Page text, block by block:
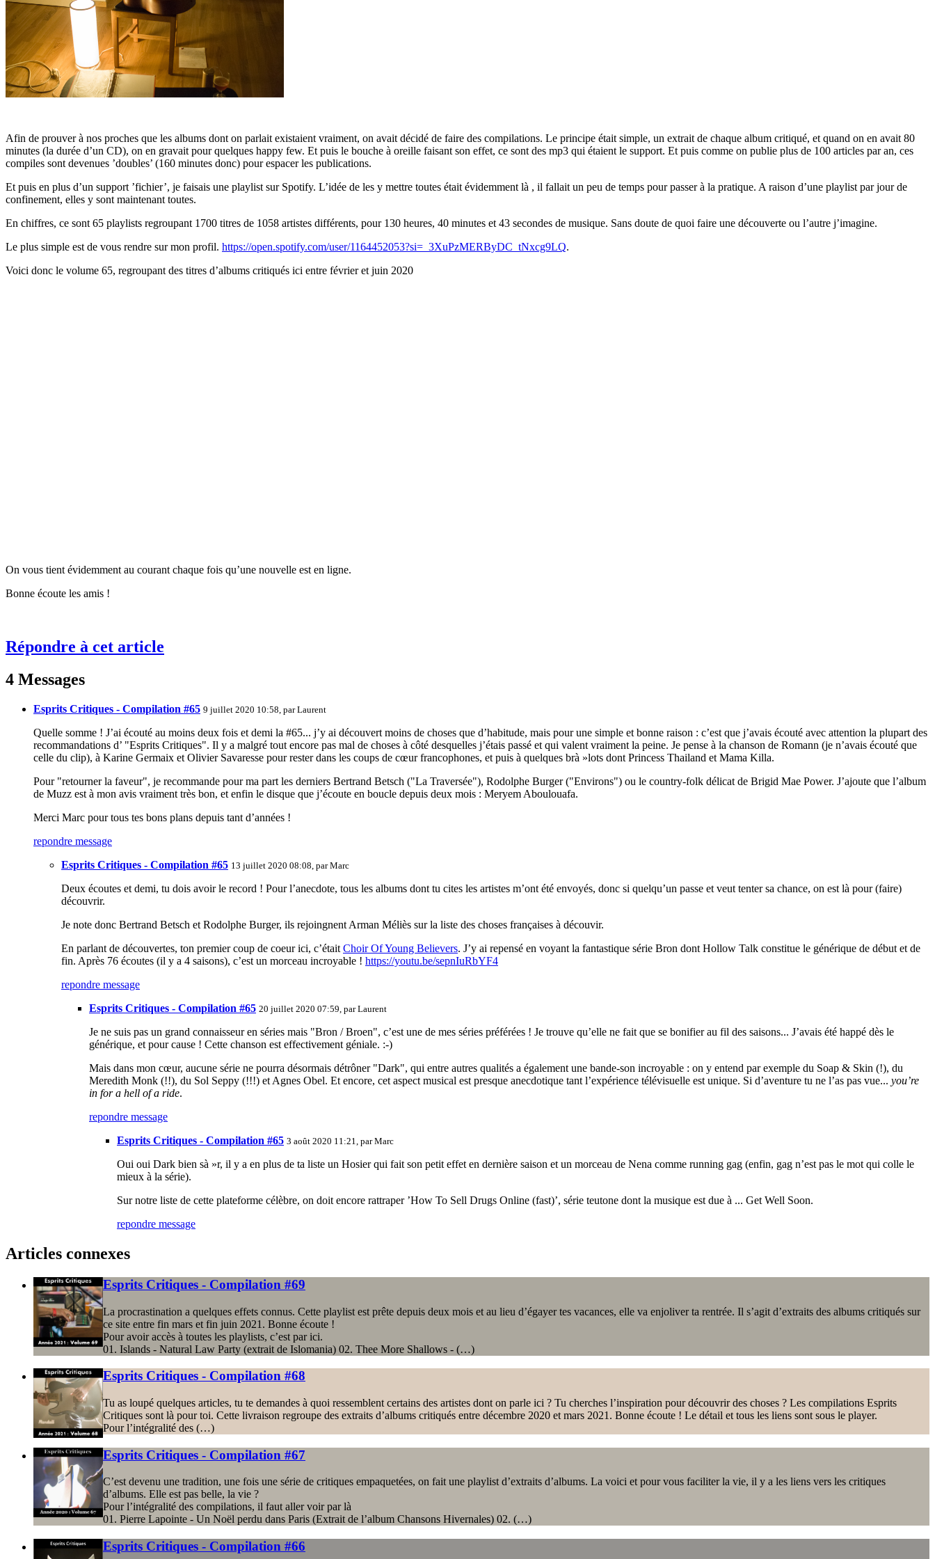
Afin de prouver à nos proches que les albums dont on parlait existaient vraiment, on avait décidé de faire des compilations. Le principe était simple, un extrait de chaque album critiqué, et quand on en avait 80
minutes (la durée d’un CD), on en gravait pour quelques happy few. Et puis le bouche à oreille faisant son effet, ce sont des mp3 qui étaient le support. Et puis comme on publie plus de 100 articles par an, ces
compiles sont devenues ’doubles’ (160 minutes donc) pour espacer les publications.
Et puis en plus d’un support ’fichier’, je faisais une playlist sur Spotify. L’idée de les y mettre toutes était évidemment là , il fallait un peu de temps pour passer à la pratique. A raison d’une playlist par jour de
confinement, elles y sont maintenant toutes.
En chiffres, ce sont 65 playlists regroupant 1700 titres de 1058 artistes différents, pour 130 heures, 40 minutes et 43 secondes de musique. Sans doute de quoi faire une découverte ou l’autre j’imagine.
Le plus simple est de vous rendre sur mon profil. https://open.spotify.com/user/1164452053?si=_3XuPzMERByDC_tNxcg9LQ.
Voici donc le volume 65, regroupant des titres d’albums critiqués ici entre février et juin 2020
On vous tient évidemment au courant chaque fois qu’une nouvelle est en ligne.
Bonne écoute les amis !
Répondre à cet article
4 Messages
Esprits Critiques - Compilation #65 9 juillet 2020 10:58, parLaurent
Quelle somme ! J’ai écouté au moins deux fois et demi la #65... j’y ai découvert moins de choses que d’habitude, mais pour une simple et bonne raison : c’est que j’avais écouté avec attention la plupart des
recommandations d’ "Esprits Critiques". Il y a malgré tout encore pas mal de choses à côté desquelles j’étais passé et qui valent vraiment la peine. Je pense à la chanson de Romann (je n’avais écouté que
celle du clip), à Karine Germaix et Olivier Savaresse pour rester dans les coups de cœur francophones, et puis à quelques brà »lots dont Princess Thailand et Mama Killa.
Pour "retourner la faveur", je recommande pour ma part les derniers Bertrand Betsch ("La Traversée"), Rodolphe Burger ("Environs") ou le country-folk délicat de Brigid Mae Power. J’ajoute que l’album
de Muzz est à mon avis vraiment très bon, et enfin le disque que j’écoute en boucle depuis deux mois : Meryem Aboulouafa.
Merci Marc pour tous tes bons plans depuis tant d’années !
repondre message
Esprits Critiques - Compilation #65 13 juillet 2020 08:08, parMarc
Deux écoutes et demi, tu dois avoir le record ! Pour l’anecdote, tous les albums dont tu cites les artistes m’ont été envoyés, donc si quelqu’un passe et veut tenter sa chance, on est là pour (faire)
découvrir.
Je note donc Bertrand Betsch et Rodolphe Burger, ils rejoingnent Arman Méliès sur la liste des choses françaises à découvir.
En parlant de découvertes, ton premier coup de coeur ici, c’était Choir Of Young Believers. J’y ai repensé en voyant la fantastique série Bron dont Hollow Talk constitue le générique de début et de
fin. Après 76 écoutes (il y a 4 saisons), c’est un morceau incroyable ! https://youtu.be/sepnIuRbYF4
repondre message
Esprits Critiques - Compilation #65 20 juillet 2020 07:59, parLaurent
Je ne suis pas un grand connaisseur en séries mais "Bron / Broen", c’est une de mes séries préférées ! Je trouve qu’elle ne fait que se bonifier au fil des saisons... J’avais été happé dès le
générique, et pour cause ! Cette chanson est effectivement géniale. :-)
Mais dans mon cœur, aucune série ne pourra désormais détrôner "Dark", qui entre autres qualités a également une bande-son incroyable : on y entend par exemple du Soap & Skin (!), du
Meredith Monk (!!), du Sol Seppy (!!!) et Agnes Obel. Et encore, cet aspect musical est presque anecdotique tant l’expérience télévisuelle est unique. Si d’aventure tu ne l’as pas vue... you’re
in for a hell of a ride.
repondre message
Esprits Critiques - Compilation #65 3 août 2020 11:21, parMarc
Oui oui Dark bien sà »r, il y a en plus de ta liste un Hosier qui fait son petit effet en dernière saison et un morceau de Nena comme running gag (enfin, gag n’est pas le mot qui colle le
mieux à la série).
Sur notre liste de cette plateforme célèbre, on doit encore rattraper ’How To Sell Drugs Online (fast)’, série teutone dont la musique est due à ... Get Well Soon.
repondre message
Articles connexes
Esprits Critiques - Compilation #69
La procrastination a quelques effets connus. Cette playlist est prête depuis deux mois et au lieu d’égayer tes vacances, elle va enjoliver ta rentrée. Il s’agit d’extraits des albums critiqués sur
ce site entre fin mars et fin juin 2021. Bonne écoute !
Pour avoir accès à toutes les playlists, c’est par ici.
01. Islands - Natural Law Party (extrait de Islomania) 02. Thee More Shallows - (…)
Esprits Critiques - Compilation #68
Tu as loupé quelques articles, tu te demandes à quoi ressemblent certains des artistes dont on parle ici ? Tu cherches l’inspiration pour découvrir des choses ? Les compilations Esprits
Critiques sont là pour toi. Cette livraison regroupe des extraits d’albums critiqués entre décembre 2020 et mars 2021. Bonne écoute ! Le détail et tous les liens sont sous le player.
Pour l’intégralité des (…)
Esprits Critiques - Compilation #67
C’est devenu une tradition, une fois une série de critiques empaquetées, on fait une playlist d’extraits d’albums. La voici et pour vous faciliter la vie, il y a les liens vers les critiques
d’albums. Elle est pas belle, la vie ?
Pour l’intégralité des compilations, il faut aller voir par là
01. Pierre Lapointe - Un Noël perdu dans Paris (Extrait de l’album Chansons Hivernales) 02. (…)
Esprits Critiques - Compilation #66